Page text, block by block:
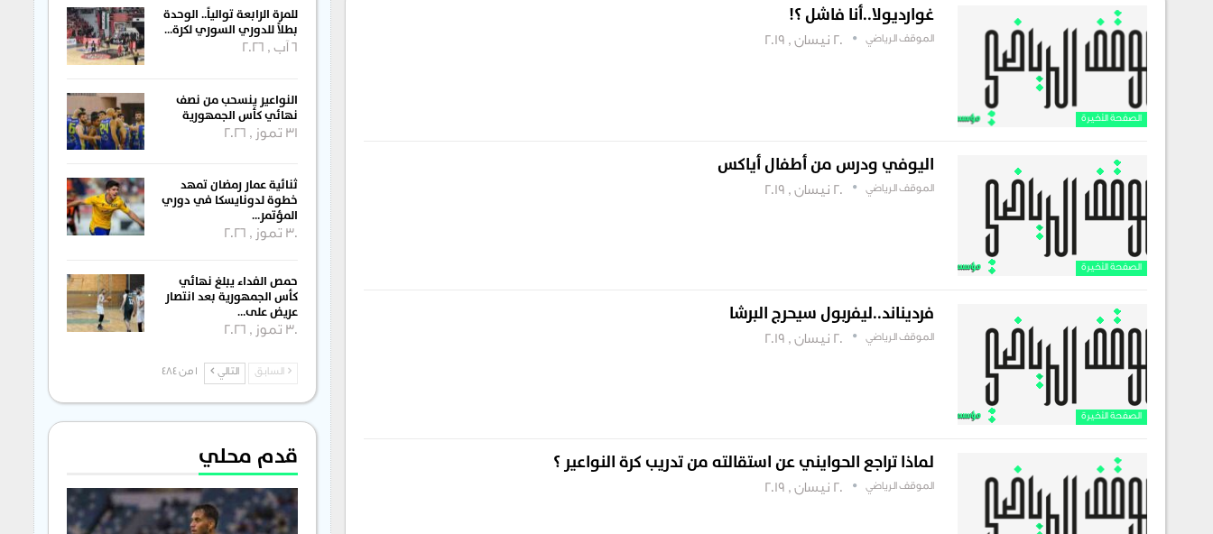
الصفحة الأخيرة
غوارديولا..أنا فاشل ؟!
الموقف الرياضي 20 نيسان , 2019
الصفحة الأخيرة
اليوفي ودرس من أطفال أياكس
الموقف الرياضي 20 نيسان , 2019
الصفحة الأخيرة
فرديناند..ليفربول سيحرج البرشا
الموقف الرياضي 20 نيسان , 2019
لماذا تراجع الحوايني عن استقالته من تدريب كرة النواعير ؟
الموقف الرياضي 20 نيسان , 2019
للمرة الرابعة توالياً.. الوحدة
بطلاً للدوري السوري لكرة…
6 آب , 2026
النواعير ينسحب من نصف
نهائي كأس الجمهورية
31 تموز , 2026
ثنائية عمار رمضان تمهد
خطوة لدونايسكا في دوري
المؤتمر…
30 تموز , 2026
حمص الفداء يبلغ نهائي
كأس الجمهورية بعد انتصار
عريض على…
30 تموز , 2026
السابق التالي 1 من 484
قدم محلي